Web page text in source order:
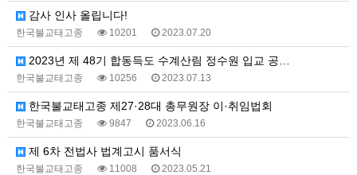
감사 인사 올립니다!
한국불교태고종 10201 2023.07.20
2023년 제 48기 합동득도 수계산림 정수원 입교 공…
한국불교태고종 10256 2023.07.13
한국불교태고종 제27·28대 총무원장 이·취임법회
한국불교태고종 9847 2023.06.16
제 6차 전법사 법계고시 품서식
한국불교태고종 11008 2023.05.21